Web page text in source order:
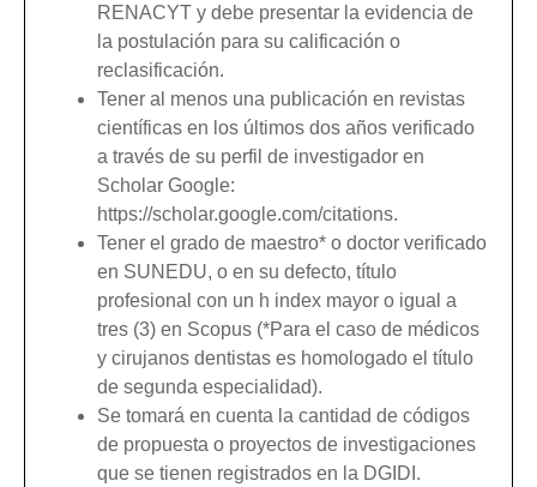
RENACYT y debe presentar la evidencia de
la postulación para su calificación o
reclasificación.
Tener al menos una publicación en revistas
científicas en los últimos dos años verificado
a través de su perfil de investigador en
Scholar Google:
https://scholar.google.com/citations.
Tener el grado de maestro* o doctor verificado
en SUNEDU, o en su defecto, título
profesional con un h index mayor o igual a
tres (3) en Scopus (*Para el caso de médicos
y cirujanos dentistas es homologado el título
de segunda especialidad).
Se tomará en cuenta la cantidad de códigos
de propuesta o proyectos de investigaciones
que se tienen registrados en la DGIDI.